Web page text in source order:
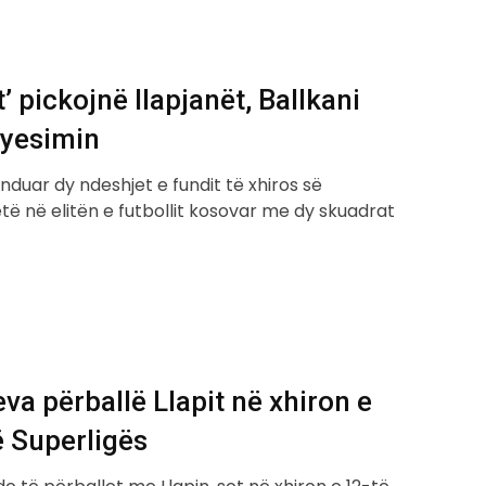
pickojnë llapjanët, Ballkani
dy ndeshjet e fundit të xhiros së
në elitën e futbollit kosovar me dy skuadrat
përballë Llapit në xhiron e
Superligës